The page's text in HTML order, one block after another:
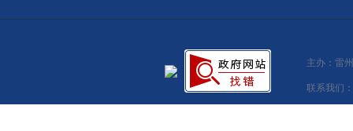
主办：雷
联系我们